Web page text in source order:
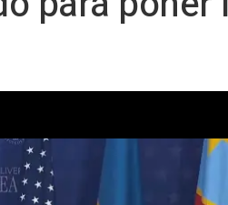
y ruandés, Félix Tshisekedi y Paul Kagame,
fin a uno de los conflictos
para la prosperidad